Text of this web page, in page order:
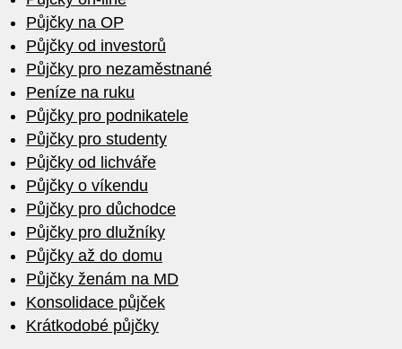
Půjčky na OP
Půjčky od investorů
Půjčky pro nezaměstnané
Peníze na ruku
Půjčky pro podnikatele
Půjčky pro studenty
Půjčky od lichváře
Půjčky o víkendu
Půjčky pro důchodce
Půjčky pro dlužníky
Půjčky až do domu
Půjčky ženám na MD
Konsolidace půjček
Krátkodobé půjčky